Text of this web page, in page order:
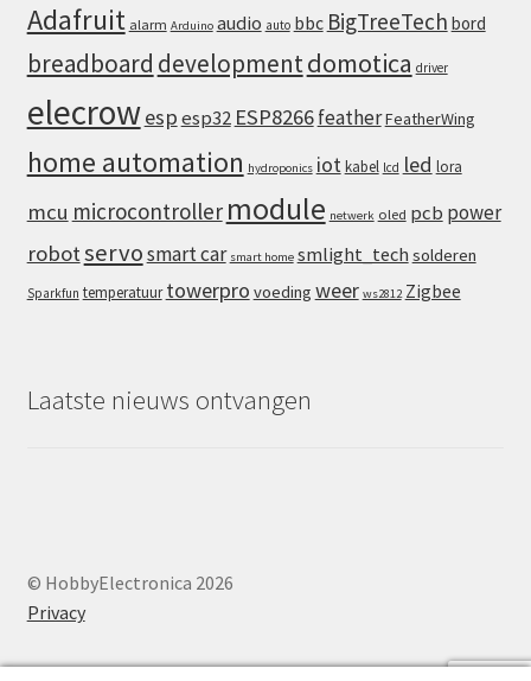
Adafruit alarm Arduino audio auto bbc BigTreeTech bord
breadboard developmentdomotica driver
elecrowespesp32 ESP8266featherFeatherWing
home automation hydroponics iot kabel lcd led lora
mcu microcontroller module netwerk oled pcb power
robotservosmart car smart home smlight_tech solderen
Sparkfun temperatuur towerpro voeding weer ws2812 Zigbee
Laatste nieuws ontvangen
© HobbyElectronica 2026
Privacy